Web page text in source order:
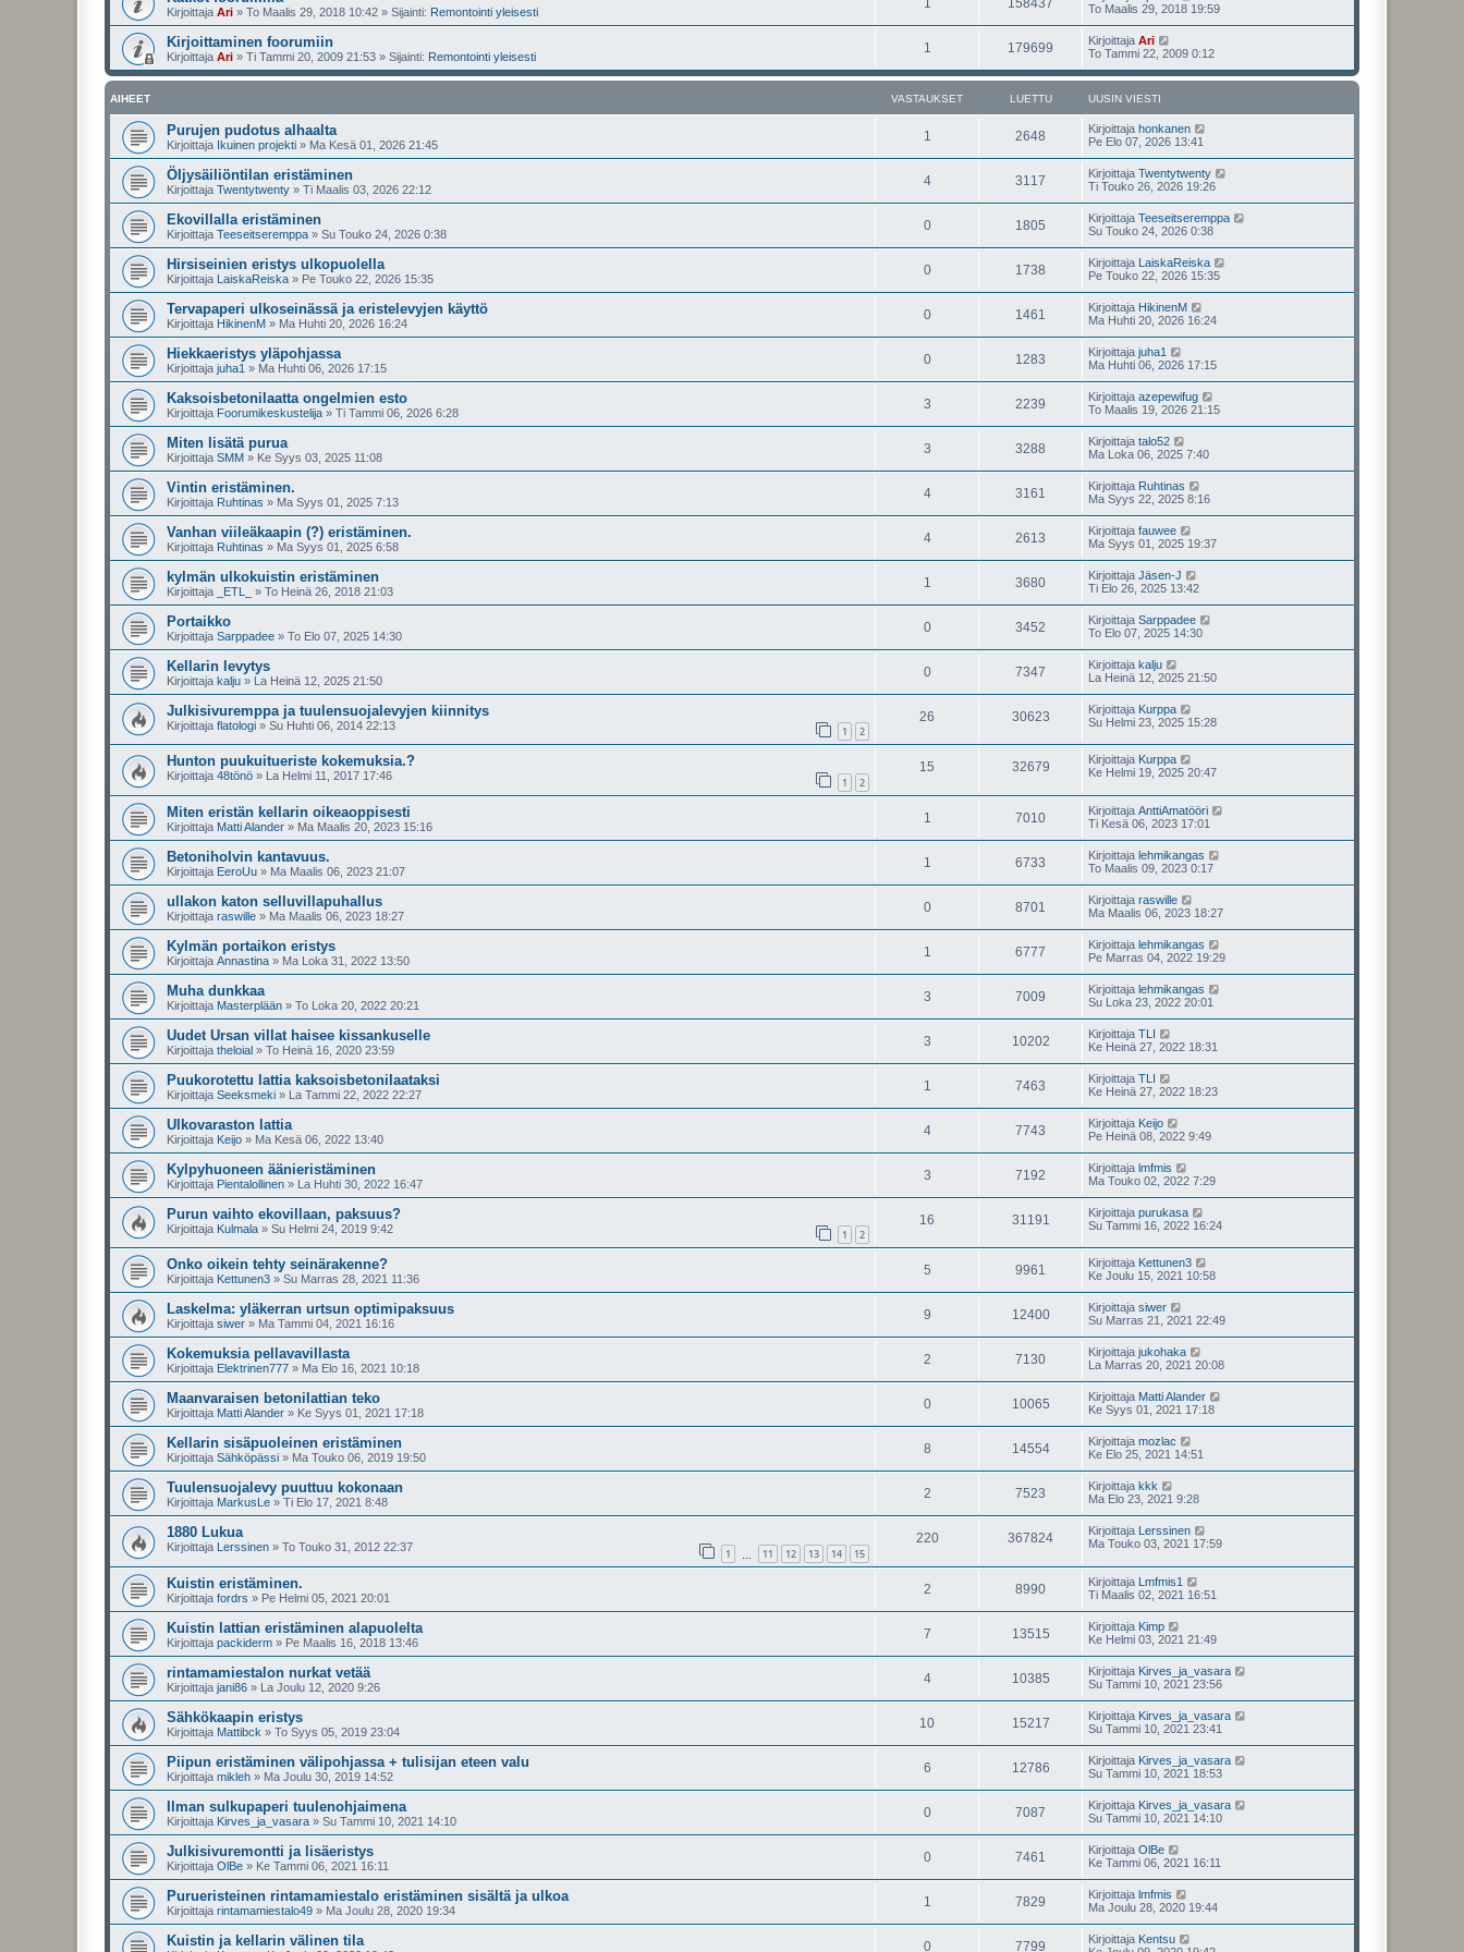
Kirjoittaja Ari » To Maalis 29, 2018 10:42 » Sijainti: Remontointi yleisesti
To Maalis 29, 2018 19:59
Kirjoittaminen foorumiin
Kirjoittaja Ari » Ti Tammi 20, 2009 21:53 » Sijainti: Remontointi yleisesti
1 179699 Kirjoittaja Ari
To Tammi 22, 2009 0:12
AIHEET VASTAUKSET LUETTU UUSIN VIESTI
Purujen pudotus alhaalta
Kirjoittaja Ikuinen projekti » Ma Kesä 01, 2026 21:45
1 2648 Kirjoittaja honkanen
Pe Elo 07, 2026 13:41
Öljysäiliöntilan eristäminen
Kirjoittaja Twentytwenty » Ti Maalis 03, 2026 22:12
4 3117 Kirjoittaja Twentytwenty
Ti Touko 26, 2026 19:26
Ekovillalla eristäminen
Kirjoittaja Teeseitseremppa » Su Touko 24, 2026 0:38
0 1805 Kirjoittaja Teeseitseremppa
Su Touko 24, 2026 0:38
Hirsiseinien eristys ulkopuolella
Kirjoittaja LaiskaReiska » Pe Touko 22, 2026 15:35
0 1738 Kirjoittaja LaiskaReiska
Pe Touko 22, 2026 15:35
Tervapaperi ulkoseinässä ja eristelevyjen käyttö
Kirjoittaja HikinenM » Ma Huhti 20, 2026 16:24
0 1461 Kirjoittaja HikinenM
Ma Huhti 20, 2026 16:24
Hiekkaeristys yläpohjassa
Kirjoittaja juha1 » Ma Huhti 06, 2026 17:15
0 1283 Kirjoittaja juha1
Ma Huhti 06, 2026 17:15
Kaksoisbetonilaatta ongelmien esto
Kirjoittaja Foorumikeskustelija » Ti Tammi 06, 2026 6:28
3 2239 Kirjoittaja azepewifug
To Maalis 19, 2026 21:15
Miten lisätä purua
Kirjoittaja SMM » Ke Syys 03, 2025 11:08
3 3288 Kirjoittaja talo52
Ma Loka 06, 2025 7:40
Vintin eristäminen.
Kirjoittaja Ruhtinas » Ma Syys 01, 2025 7:13
4 3161 Kirjoittaja Ruhtinas
Ma Syys 22, 2025 8:16
Vanhan viileäkaapin (?) eristäminen.
Kirjoittaja Ruhtinas » Ma Syys 01, 2025 6:58
4 2613 Kirjoittaja fauwee
Ma Syys 01, 2025 19:37
kylmän ulkokuistin eristäminen
Kirjoittaja _ETL_ » To Heinä 26, 2018 21:03
1 3680 Kirjoittaja Jäsen-J
Ti Elo 26, 2025 13:42
Portaikko
Kirjoittaja Sarppadee » To Elo 07, 2025 14:30
0 3452 Kirjoittaja Sarppadee
To Elo 07, 2025 14:30
Kellarin levytys
Kirjoittaja kalju » La Heinä 12, 2025 21:50
0 7347 Kirjoittaja kalju
La Heinä 12, 2025 21:50
Julkisivuremppa ja tuulensuojalevyjen kiinnitys
Kirjoittaja flatologi » Su Huhti 06, 2014 22:13 1 2
26 30623 Kirjoittaja Kurppa
Su Helmi 23, 2025 15:28
Hunton puukuitueriste kokemuksia.?
Kirjoittaja 48tönö » La Helmi 11, 2017 17:46 1 2
15 32679 Kirjoittaja Kurppa
Ke Helmi 19, 2025 20:47
Miten eristän kellarin oikeaoppisesti
Kirjoittaja Matti Alander » Ma Maalis 20, 2023 15:16
1 7010 Kirjoittaja AnttiAmatööri
Ti Kesä 06, 2023 17:01
Betoniholvin kantavuus.
Kirjoittaja EeroUu » Ma Maalis 06, 2023 21:07
1 6733 Kirjoittaja lehmikangas
To Maalis 09, 2023 0:17
ullakon katon selluvillapuhallus
Kirjoittaja raswille » Ma Maalis 06, 2023 18:27
0 8701 Kirjoittaja raswille
Ma Maalis 06, 2023 18:27
Kylmän portaikon eristys
Kirjoittaja Annastina » Ma Loka 31, 2022 13:50
1 6777 Kirjoittaja lehmikangas
Pe Marras 04, 2022 19:29
Muha dunkkaa
Kirjoittaja Masterplään » To Loka 20, 2022 20:21
3 7009 Kirjoittaja lehmikangas
Su Loka 23, 2022 20:01
Uudet Ursan villat haisee kissankuselle
Kirjoittaja theloial » To Heinä 16, 2020 23:59
3 10202 Kirjoittaja TLI
Ke Heinä 27, 2022 18:31
Puukorotettu lattia kaksoisbetonilaataksi
Kirjoittaja Seeksmeki » La Tammi 22, 2022 22:27
1 7463 Kirjoittaja TLI
Ke Heinä 27, 2022 18:23
Ulkovaraston lattia
Kirjoittaja Keijo » Ma Kesä 06, 2022 13:40
4 7743 Kirjoittaja Keijo
Pe Heinä 08, 2022 9:49
Kylpyhuoneen äänieristäminen
Kirjoittaja Pientalollinen » La Huhti 30, 2022 16:47
3 7192 Kirjoittaja lmfmis
Ma Touko 02, 2022 7:29
Purun vaihto ekovillaan, paksuus?
Kirjoittaja Kulmala » Su Helmi 24, 2019 9:42 1 2
16 31191 Kirjoittaja purukasa
Su Tammi 16, 2022 16:24
Onko oikein tehty seinärakenne?
Kirjoittaja Kettunen3 » Su Marras 28, 2021 11:36
5 9961 Kirjoittaja Kettunen3
Ke Joulu 15, 2021 10:58
Laskelma: yläkerran urtsun optimipaksuus
Kirjoittaja siwer » Ma Tammi 04, 2021 16:16
9 12400 Kirjoittaja siwer
Su Marras 21, 2021 22:49
Kokemuksia pellavavillasta
Kirjoittaja Elektrinen777 » Ma Elo 16, 2021 10:18
2 7130 Kirjoittaja jukohaka
La Marras 20, 2021 20:08
Maanvaraisen betonilattian teko
Kirjoittaja Matti Alander » Ke Syys 01, 2021 17:18
0 10065 Kirjoittaja Matti Alander
Ke Syys 01, 2021 17:18
Kellarin sisäpuoleinen eristäminen
Kirjoittaja Sähköpässi » Ma Touko 06, 2019 19:50
8 14554 Kirjoittaja mozlac
Ke Elo 25, 2021 14:51
Tuulensuojalevy puuttuu kokonaan
Kirjoittaja MarkusLe » Ti Elo 17, 2021 8:48
2 7523 Kirjoittaja kkk
Ma Elo 23, 2021 9:28
1880 Lukua
Kirjoittaja Lerssinen » To Touko 31, 2012 22:37 1 11 12 13 14 15
220 367824 Kirjoittaja Lerssinen
Ma Touko 03, 2021 17:59
Kuistin eristäminen.
Kirjoittaja fordrs » Pe Helmi 05, 2021 20:01
2 8990 Kirjoittaja Lmfmis1
Ti Maalis 02, 2021 16:51
Kuistin lattian eristäminen alapuolelta
Kirjoittaja packiderm » Pe Maalis 16, 2018 13:46
7 13515 Kirjoittaja Kimp
Ke Helmi 03, 2021 21:49
rintamamiestalon nurkat vetää
Kirjoittaja jani86 » La Joulu 12, 2020 9:26
4 10385 Kirjoittaja Kirves_ja_vasara
Su Tammi 10, 2021 23:56
Sähkökaapin eristys
Kirjoittaja Mattibck » To Syys 05, 2019 23:04
10 15217 Kirjoittaja Kirves_ja_vasara
Su Tammi 10, 2021 23:41
Piipun eristäminen välipohjassa + tulisijan eteen valu
Kirjoittaja mikleh » Ma Joulu 30, 2019 14:52
6 12786 Kirjoittaja Kirves_ja_vasara
Su Tammi 10, 2021 18:53
Ilman sulkupaperi tuulenohjaimena
Kirjoittaja Kirves_ja_vasara » Su Tammi 10, 2021 14:10
0 7087 Kirjoittaja Kirves_ja_vasara
Su Tammi 10, 2021 14:10
Julkisivuremontti ja lisäeristys
Kirjoittaja OlBe » Ke Tammi 06, 2021 16:11
0 7461 Kirjoittaja OlBe
Ke Tammi 06, 2021 16:11
Purueristeinen rintamamiestalo eristäminen sisältä ja ulkoa
Kirjoittaja rintamamiestalo49 » Ma Joulu 28, 2020 19:34
1 7829 Kirjoittaja lmfmis
Ma Joulu 28, 2020 19:44
Kuistin ja kellarin välinen tila 0 7799 Kirjoittaja Kentsu